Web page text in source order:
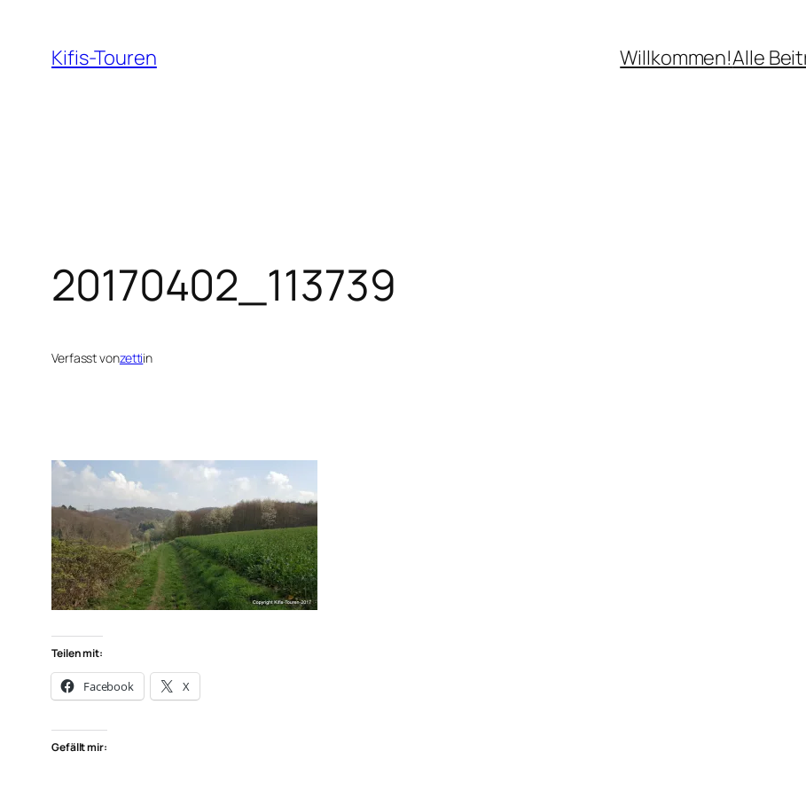
Inhalt
springen
Kifis-Touren Willkommen!Alle
20170402_113739
Verfasst vonzettiin
Teilen mit:
Facebook X
Gefällt mir: